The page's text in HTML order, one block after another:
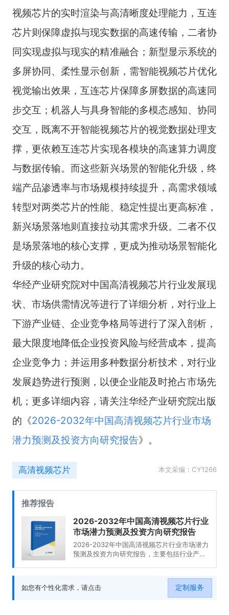
视频芯片的实时渲染与高清晰度处理能力，互连
芯片则保障虚拟与现实数据的高速传输，二者协
同实现虚拟与现实的精准融合；新型显示系统的
多屏协同、柔性显示创新，需智能视频芯片优化
视觉输出效果，互连芯片保障多屏数据的高速同
步交互；机器人与具身智能的多模态感知、协同
交互，既离不开智能视频芯片的视觉数据处理支
撑，更依赖互连芯片实现各模块的高速算力调度
与数据传输。而这些新兴场景的智能化升级，终
端产品渗透率与市场规模持续提升，高需求领域
转型对两类芯片的性能、稳定性提出更高标准，
新兴场景落地则直接拉动其需求升级。二者不仅
是场景落地的核心支撑，更成为推动场景智能化
升级的核心动力。
华经产业研究院对中国高清视频芯片行业发展现
状、市场供需情况等进行了详细分析，对行业上
下游产业链、企业竞争格局等进行了深入剖析，
最大限度地降低企业投资风险与经营成本，提高
企业竞争力；并运用多种数据分析技术，对行业
发展趋势进行预测，以便企业能及时抢占市场先
机；更多详细内容，请关注华经产业研究院出版
的《2026-2032年中国高清视频芯片行业市场
潜力预测及投资方向研究报告》。
高清视频芯片 本文采编：CY1266
推荐报告
2026-2032年中国高清视频芯片行业
市场潜力预测及投资方向研究报告
2026-2032年中国高清视频芯片行业市场潜力
预测及投资方向研究报告，主要包括行业产业
如您有个性化需求，请点击
定制服务